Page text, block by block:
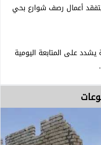
أعمال رصف شوارع بحي
على المتابعة اليومية